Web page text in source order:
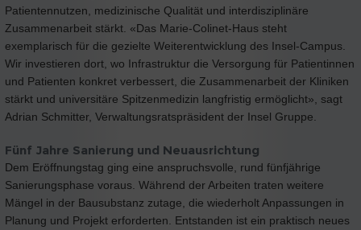
Patientennutzen, medizinische Qualität und interdisziplinäre
Zusammenarbeit stärkt. «Das Marie-Colinet-Haus steht
exemplarisch für die gezielte Weiterentwicklung des Insel-Campus.
Wir investieren dort, wo Infrastruktur die Versorgung für Patientinnen
und Patienten konkret verbessert, die Zusammenarbeit der Kliniken
stärkt und universitäre Spitzenmedizin langfristig ermöglicht», sagt
Adrian Schmitter, Verwaltungsratspräsident der Insel Gruppe.
Fünf Jahre Sanierung und Neuausrichtung
Dem Eröffnungstag ging eine anspruchsvolle, rund fünfjährige
Sanierungsphase voraus. Während der Arbeiten traten weitere
Mängel in der Bausubstanz zutage, die wiederholt Anpassungen in
Planung und Projekt erforderten. Entstanden ist ein praktisch neues